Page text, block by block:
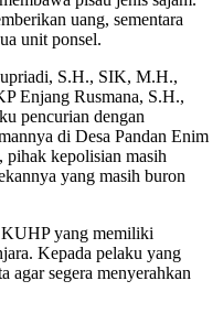
uang, sementara
unit ponsel.
S.H., SIK, M.H.,
Enjang Rusmana, S.H.,
pencurian dengan
di Desa Pandan Enim
pihak kepolisian masih
yang masih buron
KUHP yang memiliki
Kepada pelaku yang
agar segera menyerahkan